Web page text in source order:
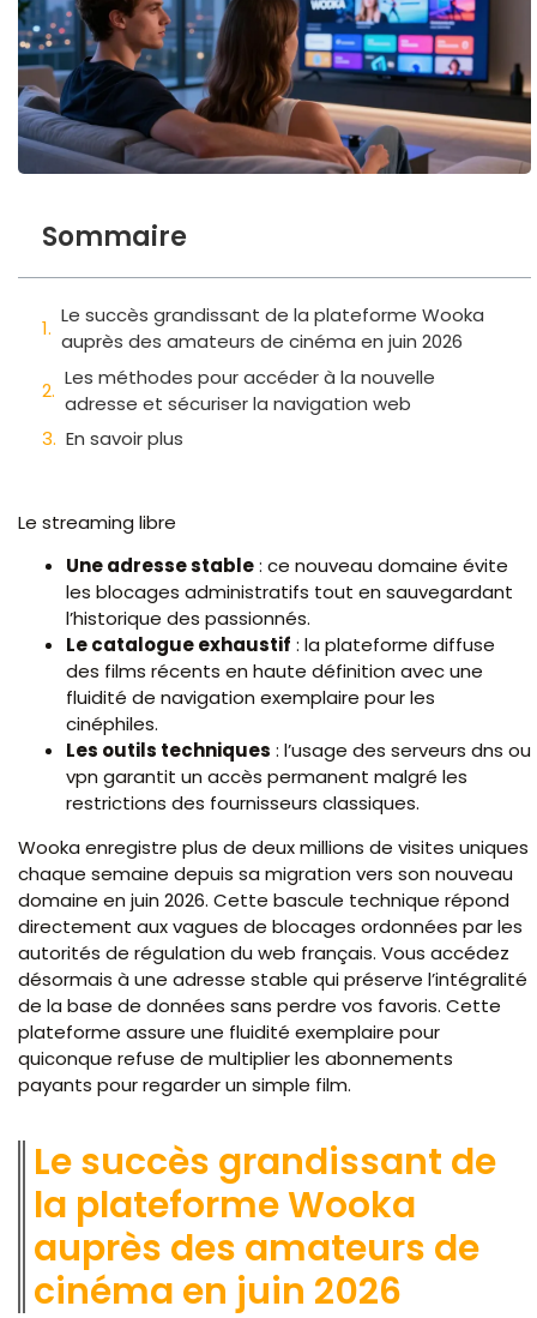
Sommaire
Le succès grandissant de la plateforme Wooka
auprès des amateurs de cinéma en juin 2026
Les méthodes pour accéder à la nouvelle
adresse et sécuriser la navigation web
En savoir plus
Le streaming libre
Une adresse stable: ce nouveau domaine évite
les blocages administratifs tout en sauvegardant
l’historique des passionnés.
Le catalogue exhaustif : la plateforme diffuse
des films récents en haute définition avec une
fluidité de navigation exemplaire pour les
cinéphiles.
Les outils techniques : l’usage des serveurs dns ou
vpn garantit un accès permanent malgré les
restrictions des fournisseurs classiques.
Wooka enregistre plus de deux millions de visites uniques
chaque semaine depuis sa migration vers son nouveau
domaine en juin 2026. Cette bascule technique répond
directement aux vagues de blocages ordonnées par les
autorités de régulation du web français. Vous accédez
désormais à une adresse stable qui préserve l’intégralité
de la base de données sans perdre vos favoris. Cette
plateforme assure une fluidité exemplaire pour
quiconque refuse de multiplier les abonnements
payants pour regarder un simple film.
Le succès grandissant de
la plateforme Wooka
auprès des amateurs de
cinéma en juin 2026